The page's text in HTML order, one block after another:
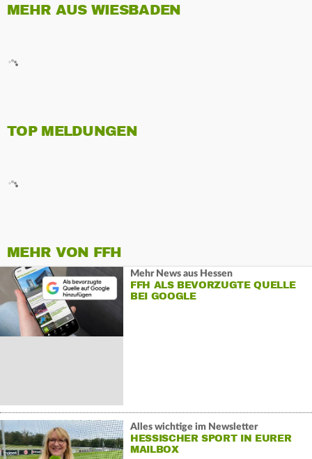
MEHR AUS WIESBADEN
TOP MELDUNGEN
MEHR VON FFH
Mehr News aus Hessen
FFH ALS BEVORZUGTE QUELLE
BEI GOOGLE
Alles wichtige im Newsletter
HESSISCHER SPORT IN EURER
MAILBOX